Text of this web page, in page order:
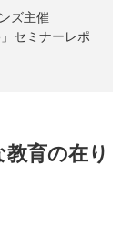
ズ主催
セミナーレポ
育の在り